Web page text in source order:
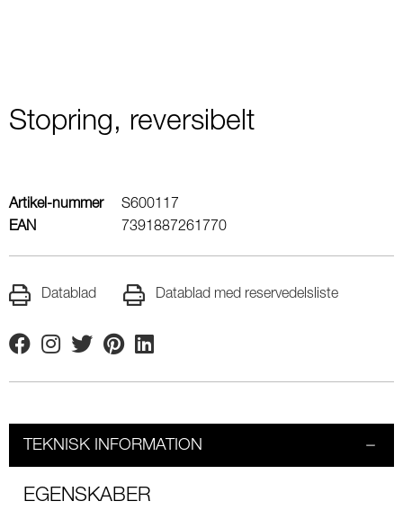
Stopring, reversibelt
Artikel-nummer
S600117
EAN
7391887261770
Datablad Datablad med reservedelsliste
FacebookInstagram
TwitterPinterestLinkedin
TEKNISK INFORMATION
EGENSKABER